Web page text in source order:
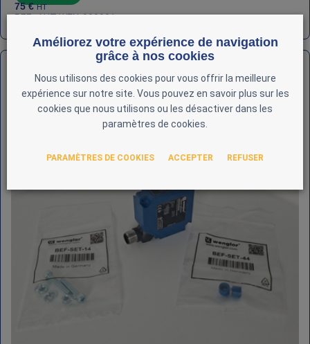
75€ HT
REF : AUT-WEN-000021
Améliorez votre expérience de navigation
grâce à nos cookies
Nous utilisons des cookies pour vous offrir la meilleure
expérience sur notre site. Vous pouvez en savoir plus sur les
cookies que nous utilisons ou les désactiver dans les
paramètres de cookies.
PARAMÈTRES DE COOKIES ACCEPTER REFUSER